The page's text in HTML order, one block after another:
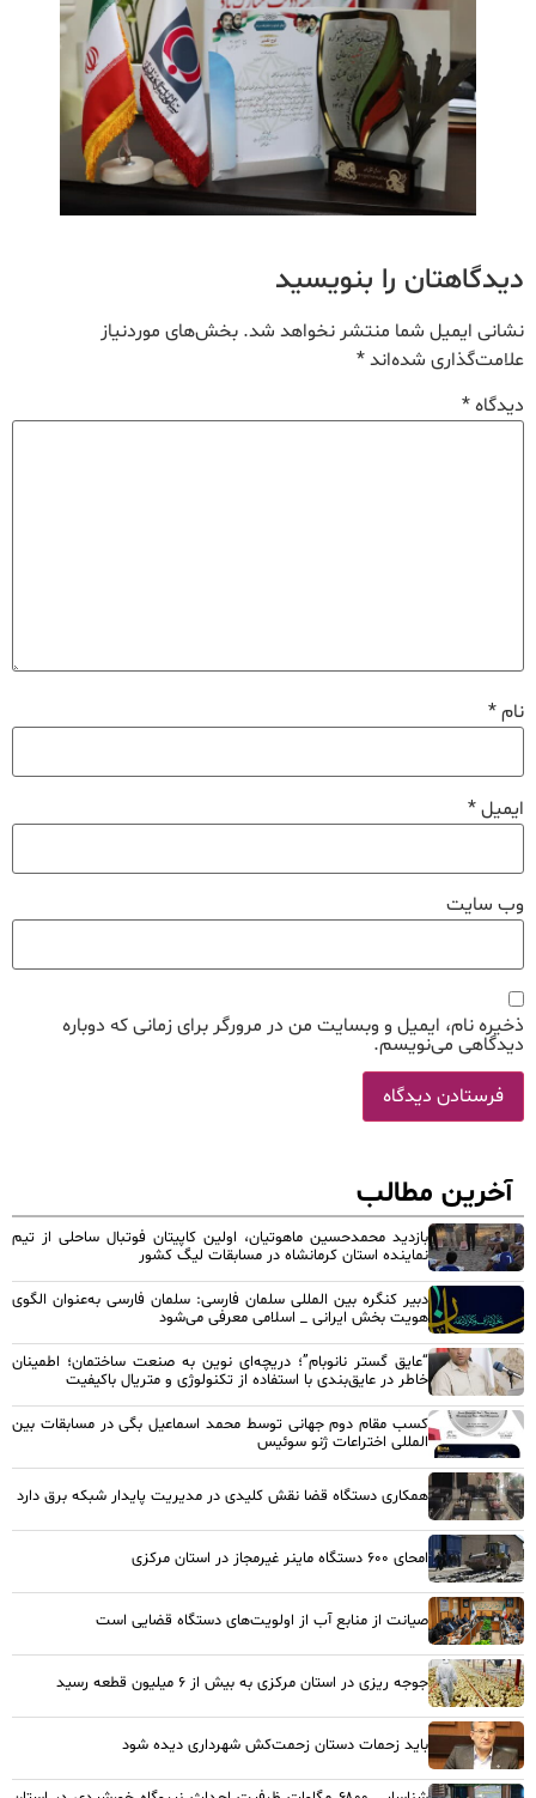
دیدگاهتان را بنویسید
نشانی ایمیل شما منتشر نخواهد شد. بخش‌های موردنیاز
علامت‌گذاری شده‌اند*
دیدگاه*
نام*
ایمیل*
وب‌ سایت
ذخیره نام، ایمیل و وبسایت من در مرورگر برای زمانی که دوباره
دیدگاهی می‌نویسم.
آخرین مطالب
بازدید محمدحسین ماهوتیان، اولین کاپیتان فوتبال ساحلی از تیم
نماینده استان کرمانشاه در مسابقات لیگ کشور
دبیر کنگره بین المللی سلمان فارسی: سلمان فارسی به‌عنوان الگوی
هویت بخش ایرانی _ اسلامی معرفی می‌شود
“عایق گستر نانوبام”؛ دریچه‌ای نوین به صنعت ساختمان؛ اطمینان
خاطر در عایق‌بندی با استفاده از تکنولوژی و متریال باکیفیت
کسب مقام دوم جهانی توسط محمد اسماعیل بگی در مسابقات بین
المللی اختراعات ژنو سوئیس
همکاری دستگاه قضا نقش کلیدی در مدیریت پایدار شبکه برق دارد
امحای ۶۰۰ دستگاه ماینر غیرمجاز در استان مرکزی
صیانت از منابع آب از اولویت‌های دستگاه قضایی است
جوجه ریزی در استان مرکزی به بیش از ۶ میلیون قطعه رسید
باید زحمات دستان زحمت‌کش شهرداری دیده شود